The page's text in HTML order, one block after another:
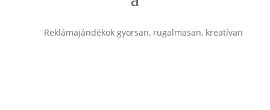
Reklámajándékok gyorsan, rugalmasan, kreatívan